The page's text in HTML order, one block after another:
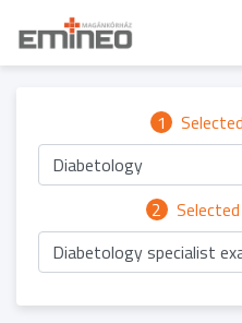
1
Diabetology
2
Diabetology specialist